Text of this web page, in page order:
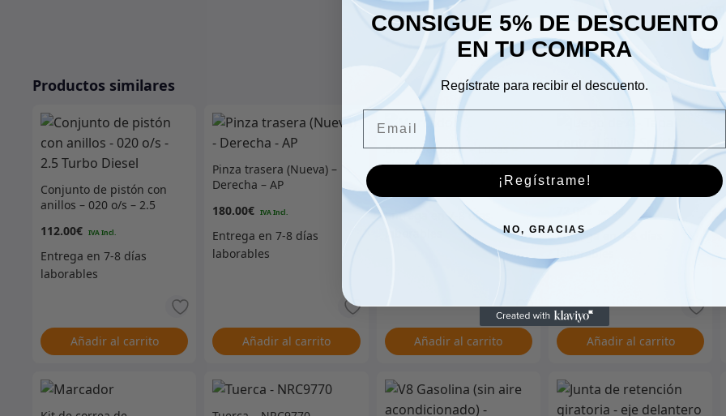
Productos similares
Conjunto de pistón con
anillos – 020 o/s – 2.5
112.00€
Añadir al carrito
Pinza trasera (Nueva) –
Derecha – AP
180.00€
Añadir al carrito
Brazo del rotor – Lucas –
Tipo Lucas posterior
Añadir al carrito
Juego de 4 – Tapa central
Silver Sparkle
Añadir al carrito
CONSIGUE 5% DE DESCUENTO
EN TU COMPRA
Regístrate para recibir el descuento.
¡Regístrame!
NO, GRACIAS